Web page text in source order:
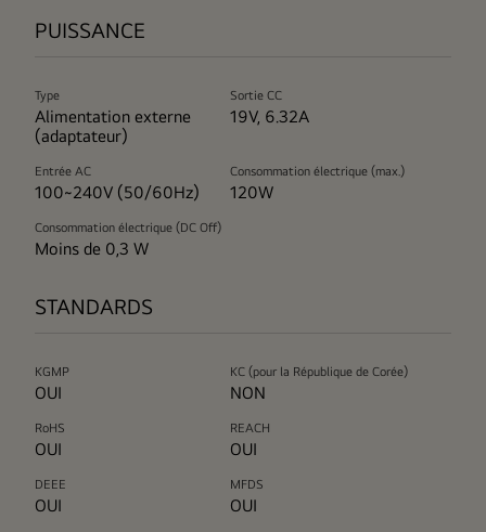
PUISSANCE
Type
Alimentation externe
(adaptateur)
Sortie CC
19V, 6.32A
Entrée AC
100~240V (50/60Hz)
Consommation électrique (max.)
120W
Consommation électrique (DC Off)
Moins de 0,3 W
STANDARDS
KGMP
OUI
KC (pour la République de Corée)
NON
RoHS
OUI
REACH
OUI
DEEE
OUI
MFDS
OUI